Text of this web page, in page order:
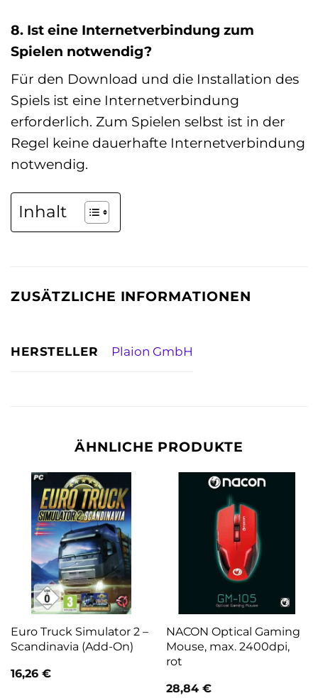
8. Ist eine Internetverbindung zum
Spielen notwendig?
Für den Download und die Installation des
Spiels ist eine Internetverbindung
erforderlich. Zum Spielen selbst ist in der
Regel keine dauerhafte Internetverbindung
notwendig.
Inhalt
ZUSÄTZLICHE INFORMATIONEN
HERSTELLER Plaion GmbH
ÄHNLICHE PRODUKTE
Euro Truck Simulator 2 –
Scandinavia (Add-On)
16,26 €
NACON Optical Gaming
Mouse, max. 2400dpi,
rot
28,84 €